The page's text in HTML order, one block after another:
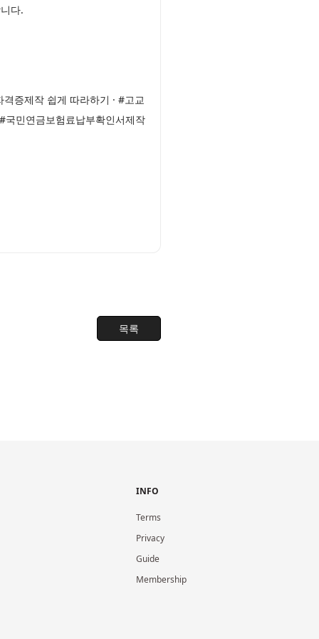
다.
증제작 쉽게 따라하기 · #고교
국민연금보험료납부확인서제작
목록
INFO
Terms
Privacy
Guide
Membership